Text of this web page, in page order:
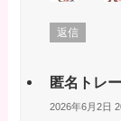
返信
匿名トレ
2026年6月2日